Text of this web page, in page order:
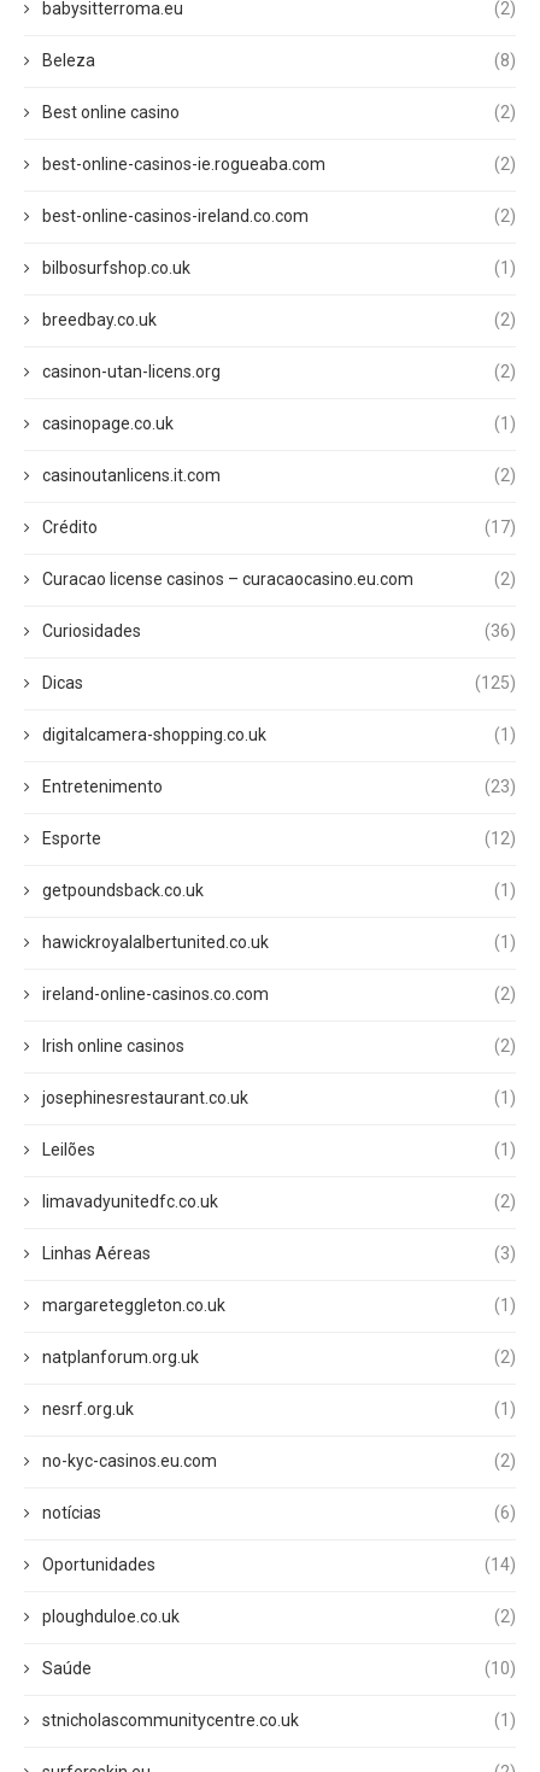
babysitterroma.eu (2)
Beleza (8)
Best online casino (2)
best-online-casinos-ie.rogueaba.com (2)
best-online-casinos-ireland.co.com (2)
bilbosurfshop.co.uk (1)
breedbay.co.uk (2)
casinon-utan-licens.org (2)
casinopage.co.uk (1)
casinoutanlicens.it.com (2)
Crédito (17)
Curacao license casinos – curacaocasino.eu.com (2)
Curiosidades (36)
Dicas (125)
digitalcamera-shopping.co.uk (1)
Entretenimento (23)
Esporte (12)
getpoundsback.co.uk (1)
hawickroyalalbertunited.co.uk (1)
ireland-online-casinos.co.com (2)
Irish online casinos (2)
josephinesrestaurant.co.uk (1)
Leilões (1)
limavadyunitedfc.co.uk (2)
Linhas Aéreas (3)
margareteggleton.co.uk (1)
natplanforum.org.uk (2)
nesrf.org.uk (1)
no-kyc-casinos.eu.com (2)
notícias (6)
Oportunidades (14)
ploughduloe.co.uk (2)
Saúde (10)
stnicholascommunitycentre.co.uk (1)